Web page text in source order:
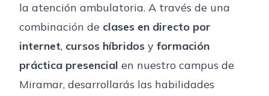
la atención ambulatoria. A través de una
combinación de clases en directo por
internet, cursos híbridos y formación
práctica presencial en nuestro campus de
Miramar, desarrollarás las habilidades